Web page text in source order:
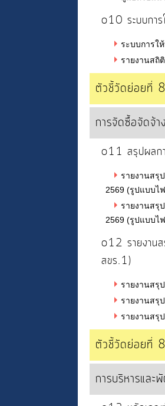
o10 ระบบการ
ระบบการใ
รายงานสถิ
ตัวชี้วัดย่อยที่
การจัดซื้อจัดจ้
o11 สรุปผลก
รายงานสรุ
2569 (รูปแบบไ
รายงานสรุ
2569 (รูปแบบไ
o12 รายงาน
สขร.1)
รายงานสรุ
รายงานสรุ
รายงานสรุ
ตัวชี้วัดย่อยที่
การบริหารแล